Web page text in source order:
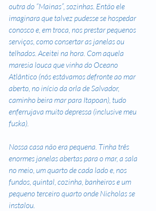
outra do “Mainas”, sozinhas. Então ele
imaginara que talvez pudesse se hospedar
conosco e, em troca, nos prestar pequenos
serviços, como consertar as janelas ou
telhados. Aceitei na hora. Com aquela
maresia louca que vinha do Oceano
Atlântico (nós estávamos defronte ao mar
aberto, no início da orla de Salvador,
caminho beira mar para Itapoan), tudo
enferrujava muito depressa (inclusive meu
fuska).
Nossa casa não era pequena. Tinha três
enormes janelas abertas para o mar, a sala
no meio, um quarto de cada lado e, nos
fundos, quintal, cozinha, banheiros e um
pequeno terceiro quarto onde Nicholas se
instalou.